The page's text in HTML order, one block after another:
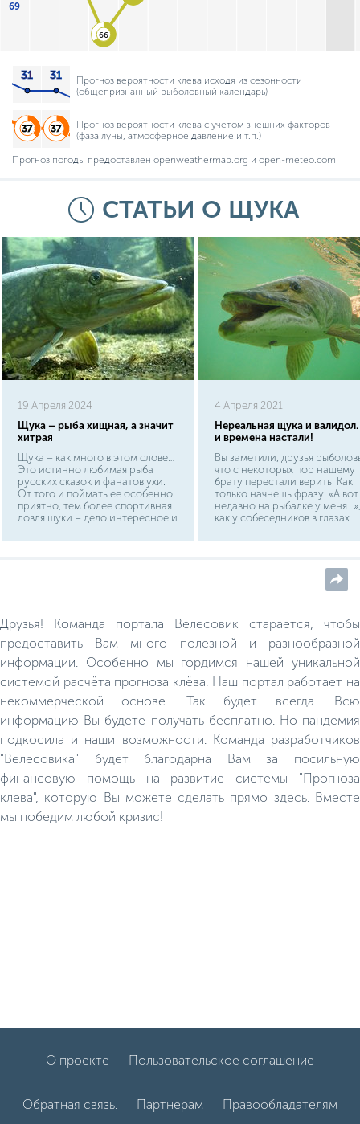
69
66
Прогноз вероятности клева исходя из сезонности
(общепризнанный рыболовный календарь)
Прогноз вероятности клева с учетом внешних факторов
(фаза луны, атмосферное давление и т.п.)
Прогноз погоды предоставлен openweathermap.org и open-meteo.com
СТАТЬИ О ЩУКА
19 Апреля 2024
Щука – рыба хищная, а значит
хитрая
Щука – как много в этом слове…
Это истинно любимая рыба
русских сказок и фанатов ухи.
От того и поймать ее особенно
приятно, тем более спортивная
ловля щуки – дело интересное и
рыба к классу лучеперых отряду
«внешности» довольно легко. У
нее вытянутое тело
торпедовидной формы, круглое,
чуть сплюснутое с боков.
4 Апреля 2021
Нереальная щука и
и времена настали!
Вы заметили, друзья
что с некоторых пор нашему
брату перестали верить. Как
только начнешь фразу: «А вот
недавно на рыбалке у меня…»,
как у собеседников в глазах
огоньки.Это неверие
размеры в последние годы.
Скажите им: в каменный век
люди с палками и камнями
ваш дед ходил с рогатиной
медведя — поверят; скажите,
наконец, что дядя вашей
голыми руками задушил
тоже, возможно, поверят. Но
стоит сказать: «Я тут на днях
щучку прихватил», как какой-
нибудь мальчишка, от горшка
два вершка, съязвит: «А в
магазине?»
Друзья! Команда портала Велесовик старается, чтобы
предоставить Вам много полезной и разнообразной
информации. Особенно мы гордимся нашей уникальной
системой расчёта прогноза клёва. Наш портал работает на
некоммерческой основе. Так будет всегда. Всю
информацию Вы будете получать бесплатно. Но пандемия
подкосила и наши возможности. Команда разработчиков
"Велесовика" будет благодарна Вам за посильную
финансовую помощь на развитие системы "Прогноза
клева", которую Вы можете сделать прямо здесь. Вместе
мы победим любой кризис!
О проекте Пользовательское соглашение
Обратная связь. Партнерам Правообладателям